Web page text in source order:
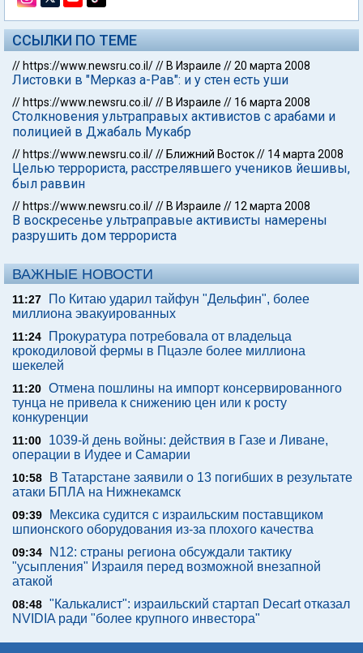
ССЫЛКИ ПО ТЕМЕ
// https://www.newsru.co.il/// В Израиле //20 марта 2008
Листовки в "Мерказ а-Рав": и у стен есть уши
// https://www.newsru.co.il/// В Израиле // 16 марта 2008
Столкновения ультраправых активистов с арабами и
полицией в Джабаль Мукабр
// https://www.newsru.co.il/// Ближний Восток// 14 марта 2008
Целью террориста, расстрелявшего учеников йешивы,
был раввин
// https://www.newsru.co.il/// В Израиле // 12 марта 2008
В воскресенье ультраправые активисты намерены
разрушить дом террориста
ВАЖНЫЕ НОВОСТИ
11:27
По Китаю ударил тайфун "Дельфин", более
миллиона эвакуированных
11:24
Прокуратура потребовала от владельца
крокодиловой фермы в Пцаэле более миллиона
шекелей
11:20 Отмена пошлины на импорт консервированного
тунца не привела к снижению цен или к росту
конкуренции
11:00
1039-й день войны: действия в Газе и Ливане,
операции в Иудее и Самарии
10:58
В Татарстане заявили о 13 погибших в результате
атаки БПЛА на Нижнекамск
09:39
Мексика судится с израильским поставщиком
шпионского оборудования из-за плохого качества
09:34
N12: страны региона обсуждали тактику
"усыпления" Израиля перед возможной внезапной
атакой
08:48 "Калькалист": израильский стартап Decart отказал
NVIDIA ради "более крупного инвестора"